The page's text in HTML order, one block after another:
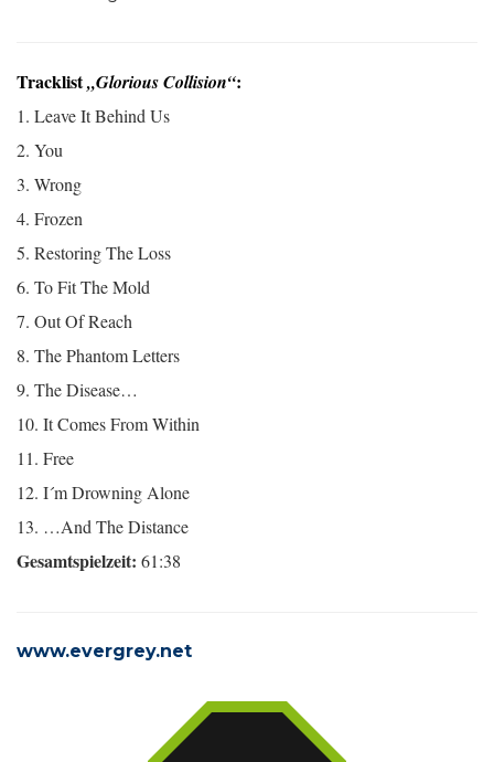
Tracklist„Glorious Collision“:
1. Leave It Behind Us
2. You
3. Wrong
4. Frozen
5. Restoring The Loss
6. To Fit The Mold
7. Out Of Reach
8. The Phantom Letters
9. The Disease…
10. It Comes From Within
11. Free
12. I´m Drowning Alone
13. …And The Distance
Gesamtspielzeit: 61:38
www.evergrey.net